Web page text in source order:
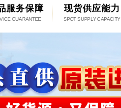
服务保障
GUARANTEE
现货供应能力
SPOT SUPPLY CAPACITY